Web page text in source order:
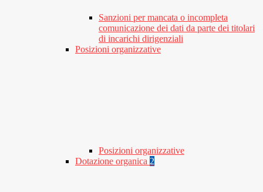
Sanzioni per mancata o incompleta
comunicazione dei dati da parte dei titolari
di incarichi dirigenziali
Posizioni organizzative
Posizioni organizzative
Dotazione organica 2